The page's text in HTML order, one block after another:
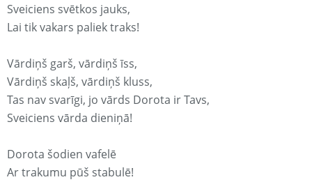
Sveiciens svētkos jauks,
Lai tik vakars paliek traks!
Vārdiņš garš, vārdiņš īss,
Vārdiņš skaļš, vārdiņš kluss,
Tas nav svarīgi, jo vārds Dorota ir Tavs,
Sveiciens vārda dieniņā!
Dorota šodien vafelē
Ar trakumu pūš stabulē!